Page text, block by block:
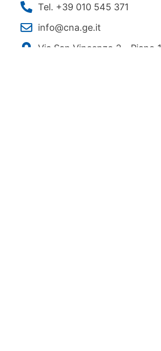
Tel. +39 010 545 371
info@cna.ge.it
Via San Vincenzo 2 - Piano 1